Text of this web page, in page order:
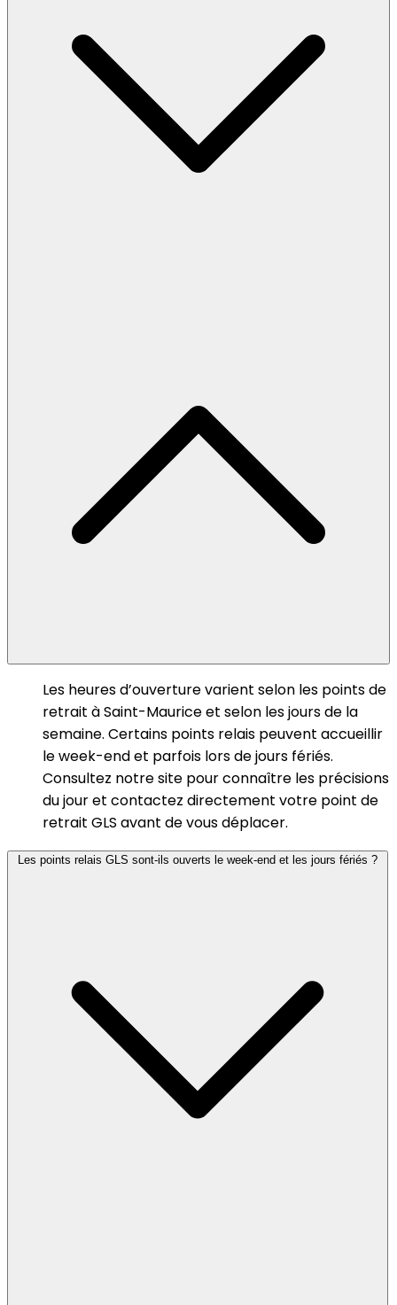
Les heures d’ouverture varient selon les points de
retrait à Saint-Maurice et selon les jours de la
semaine. Certains points relais peuvent accueillir
le week-end et parfois lors de jours fériés.
Consultez notre site pour connaître les précisions
du jour et contactez directement votre point de
retrait GLS avant de vous déplacer.
Les points relais GLS sont-ils ouverts le week-end et les jours fériés ?